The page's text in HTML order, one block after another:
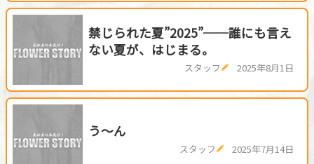
禁じられた夏”2025”──誰にも言え
ない夏が、はじまる。
スタッフ 2025年8月1日
う～ん
スタッフ 2025年7月14日